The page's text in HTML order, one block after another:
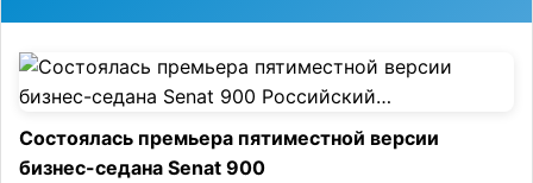
Состоялась премьера пятиместной версии
бизнес-седана Senat 900